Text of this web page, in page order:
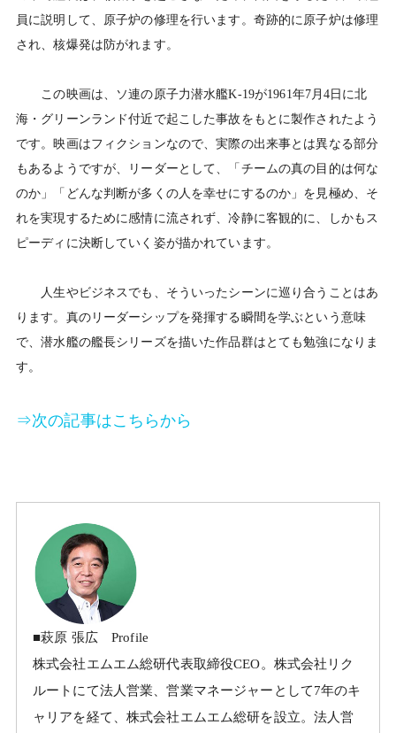
員に説明して、原子炉の修理を行います。奇跡的に原子炉は修理
され、核爆発は防がれます。
この映画は、ソ連の原子力潜水艦K-19が1961年7月4日に北
海・グリーンランド付近で起こした事故をもとに製作されたよう
です。映画はフィクションなので、実際の出来事とは異なる部分
もあるようですが、リーダーとして、「チームの真の目的は何な
のか」「どんな判断が多くの人を幸せにするのか」を見極め、そ
れを実現するために感情に流されず、冷静に客観的に、しかもス
ピーディに決断していく姿が描かれています。
人生やビジネスでも、そういったシーンに巡り合うことはあ
ります。真のリーダーシップを発揮する瞬間を学ぶという意味
で、潜水艦の艦長シリーズを描いた作品群はとても勉強になりま
す。
⇒次の記事はこちらから
■萩原 張広 Profile
株式会社エムエム総研代表取締役CEO。株式会社リク
ルートにて法人営業、営業マネージャーとして7年のキ
ャリアを経て、株式会社エムエム総研を設立。法人営